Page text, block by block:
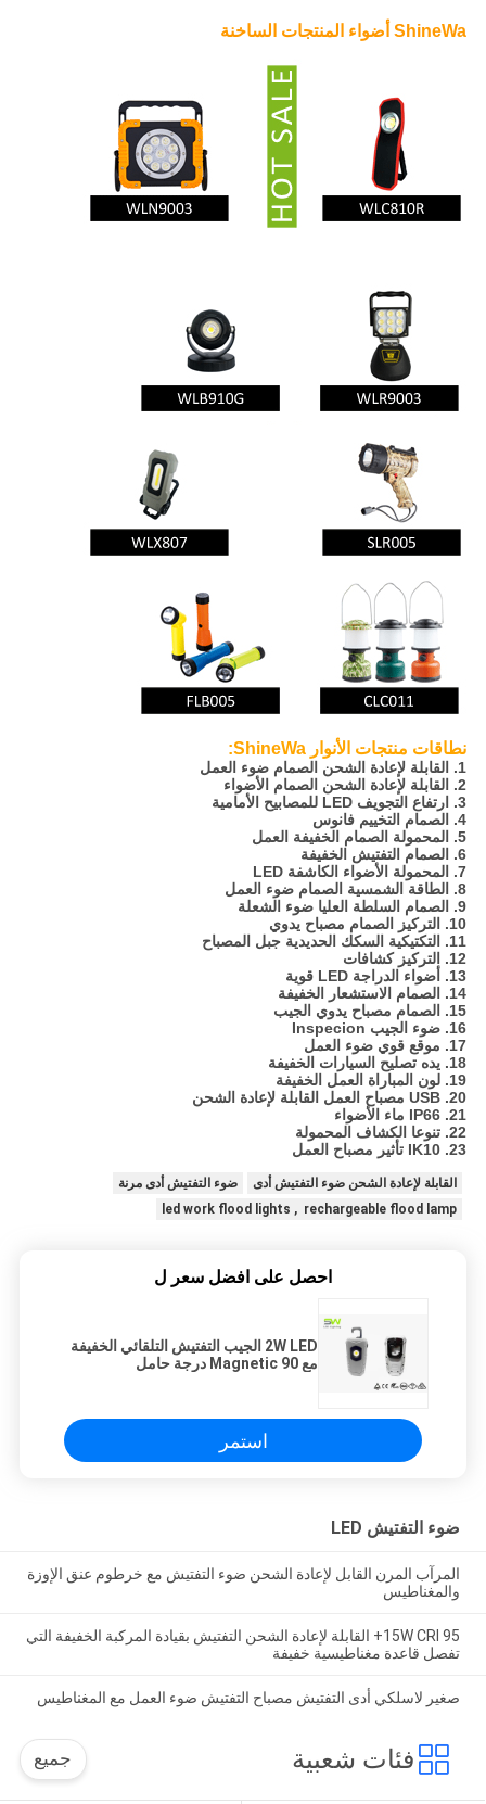
ShineWa أضواء المنتجات الساخنة
نطاقات منتجات الأنوار ShineWa:
1. القابلة لإعادة الشحن الصمام ضوء العمل
2. القابلة لإعادة الشحن الصمام الأضواء
3. ارتفاع التجويف LED للمصابيح الأمامية
4. الصمام التخييم فانوس
5. المحمولة الصمام الخفيفة العمل
6. الصمام التفتيش الخفيفة
7. المحمولة الأضواء الكاشفة LED
8. الطاقة الشمسية الصمام ضوء العمل
9. الصمام السلطة العليا ضوء الشعلة
10. التركيز الصمام مصباح يدوي
11. التكتيكية السكك الحديدية جبل المصباح
12. التركيز كشافات
13. أضواء الدراجة LED قوية
14. الصمام الاستشعار الخفيفة
15. الصمام مصباح يدوي الجيب
16. ضوء الجيب Inspecion
17. موقع قوي ضوء العمل
18. يده تصليح السيارات الخفيفة
19. لون المباراة العمل الخفيفة
20. USB مصباح العمل القابلة لإعادة الشحن
21. IP66 ماء الأضواء
22. تنوعا الكشاف المحمولة
23. IK10 تأثير مصباح العمل
القابلة لإعادة الشحن ضوء التفتيش أدى
ضوء التفتيش أدى مرنة
led work flood lights , rechargeable flood lamp
احصل على افضل سعر ل
2W LED الجيب التفتيش التلقائي الخفيفة
مع Magnetic 90 درجة حامل
استمر
ضوء التفتيش LED
المرآب المرن القابل لإعادة الشحن ضوء التفتيش مع خرطوم عنق الإوزة
والمغناطيس
15W CRI 95+ القابلة لإعادة الشحن التفتيش بقيادة المركبة الخفيفة التي
تفصل قاعدة مغناطيسية خفيفة
صغير لاسلكي أدى التفتيش مصباح التفتيش ضوء العمل مع المغناطيس
فئات شعبية جميع